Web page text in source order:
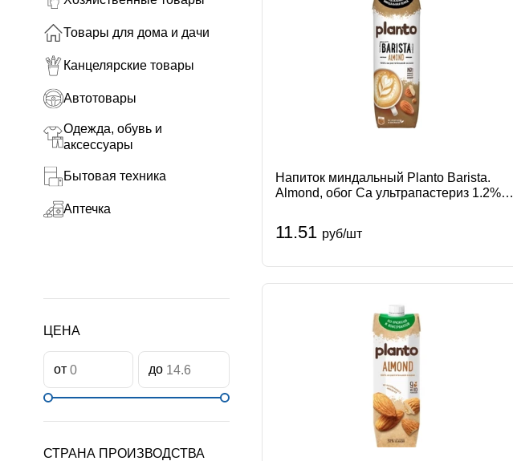
Товары для дома и дачи
Канцелярские товары
Автотовары
Одежда, обувь и
аксессуары
Бытовая техника
Аптечка
ЦЕНА
от до
СТРАНА ПРОИЗВОДСТВА
Напиток миндальный Planto Barista.
Almond, обог Са ультрапастериз 1.2%
11.51 руб/шт